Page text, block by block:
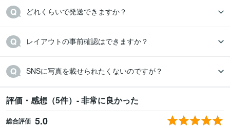
どれくらいで発送できますか？
レイアウトの事前確認はできますか？
SNSに写真を載せられたくないのですが？
評価・感想（5件）- 非常に良かった
総合評価 5.0